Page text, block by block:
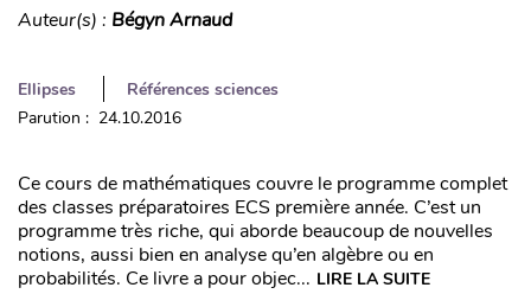
Auteur(s) : Bégyn Arnaud
Ellipses
Références sciences
Parution : 24.10.2016
Ce cours de mathématiques couvre le programme complet
des classes préparatoires ECS première année. C’est un
programme très riche, qui aborde beaucoup de nouvelles
notions, aussi bien en analyse qu’en algèbre ou en
probabilités. Ce livre a pour objec... LIRE LA SUITE